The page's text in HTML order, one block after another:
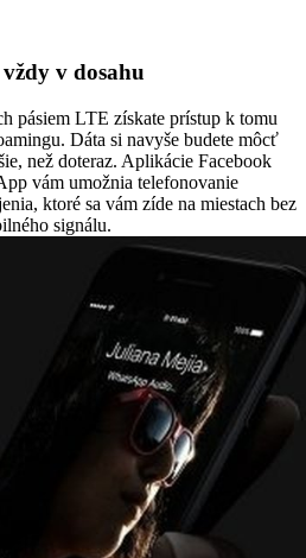
v dosahu
pásiem LTE získate prístup k tomu
Dáta si navyše budete môcť
než doteraz. Aplikácie Facebook
vám umožnia telefonovanie
ktoré sa vám zíde na miestach bez
signálu.